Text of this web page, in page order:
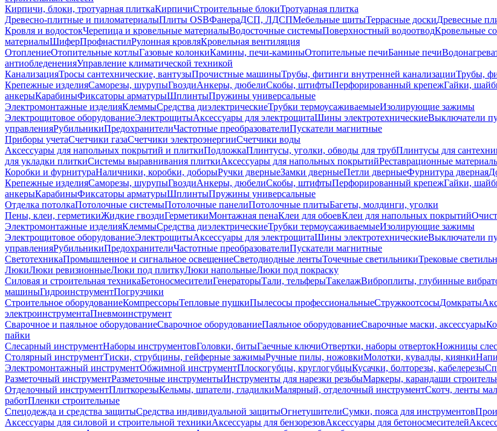
Кирпичи, блоки, тротуарная плиткаКирпичиСтроительные блокиТротуарная плитка
Древесно-плитные и пиломатериалыПлиты OSBФанераДСП, ЛДСПМебельные щитыТеррасные доскиДревесные
Кровля и водостокЧерепица и кровельные материалыВодосточные системыПоверхностный водоотводКровельные
материалыШиферПрофнастилРулонная кровляКровельная вентиляция
ОтоплениеОтопительные котлыГазовые колонкиКамины, печи-каминыОтопительные печиБанные печи
антиобледененияУправление климатической техникой
КанализацияТросы сантехнические, вантузыПрочистные машиныТрубы, фитинги внутренней канализацииТрубы,
Крепежные изделияСаморезы, шурупыГвоздиАнкеры, дюбелиСкобы, штифтыПерфорированный крепежГайки,
анкерыКарабиныФиксаторы арматурыШплинтыПружины универсальные
Электромонтажные изделияКлеммыСредства диэлектрическиеТрубки термоусаживаемыеИзолирующие зажимы
Электрощитовое оборудованиеЭлектрощитыАксессуары для электрощитаШины электротехническиеВыключатели
управленияРубильникиПредохранителиЧастотные преобразователиПускатели магнитные
Приборы учетаСчетчики газаСчетчики электроэнергииСчетчики воды
Аксессуары для напольных покрытий и плиткиПодложкаПлинтусы, уголки, обводы для трубПлинтусы для
для укладки плиткиСистемы выравнивания плиткиАксессуары для напольных покрытийРеставрационные
Коробки и фурнитураНаличники, коробки, доборыРучки дверныеЗамки дверныеПетли дверныеФурнитура дверная
Крепежные изделияСаморезы, шурупыГвоздиАнкеры, дюбелиСкобы, штифтыПерфорированный крепежГайки,
анкерыКарабиныФиксаторы арматурыШплинтыПружины универсальные
Отделка потолкаПотолочные системыПотолочные панелиПотолочные плитыБагеты, молдинги, уголки
Пены, клеи, герметикиЖидкие гвоздиГерметикиМонтажная пенаКлеи для обоевКлеи для напольных покрытий
Электромонтажные изделияКлеммыСредства диэлектрическиеТрубки термоусаживаемыеИзолирующие зажимы
Электрощитовое оборудованиеЭлектрощитыАксессуары для электрощитаШины электротехническиеВыключатели
управленияРубильникиПредохранителиЧастотные преобразователиПускатели магнитные
СветотехникаПромышленное и сигнальное освещениеСветодиодные лентыТочечные светильникиТрековые
ЛюкиЛюки ревизионныеЛюки под плиткуЛюки напольныеЛюки под покраску
Силовая и строительная техникаБетоносмесителиГенераторыТали, тельферыТакелажВиброплиты, глубинные
машиныГидроинструментПогрузчики
Строительное оборудованиеКомпрессорыТепловые пушкиПылесосы профессиональныеСтружкоотсосыДомкраты
электроинструментаПневмоинструмент
Сварочное и паяльное оборудованиеСварочное оборудованиеПаяльное оборудованиеСварочные маски, аксессуары
пайки
Слесарный инструментНаборы инструментовГоловки, битыГаечные ключиОтвертки, наборы отвертокНожницы
Столярный инструментТиски, струбцины, гейферные зажимыРучные пилы, ножовкиМолотки, кувалды, киянки
Электромонтажный инструментОбжимной инструментПлоскогубцы, круглогубцыКусачки, болторезы, кабелерезы
Разметочный инструментРазметочные инструментыИнструменты для нарезки резьбыМаркеры, карандаши
Отделочный инструментПлиткорезыКельмы, шпатели, гладилкиМалярный, отделочный инструментСкотч, ленты
работПленки строительные
Спецодежда и средства защитыСредства индивидуальной защитыОгнетушителиСумки, пояса для инструментов
Аксессуары для силовой и строительной техникиАксессуары для бензорезовАксессуары для бетоносмесителей